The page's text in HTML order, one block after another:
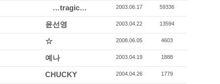
…tragic…
2003.06.17 59336
윤선영 2003.04.22 13594
☆ 2008.06.05 4603
예나 2003.04.19 1888
CHUCKY 2004.04.26 1779